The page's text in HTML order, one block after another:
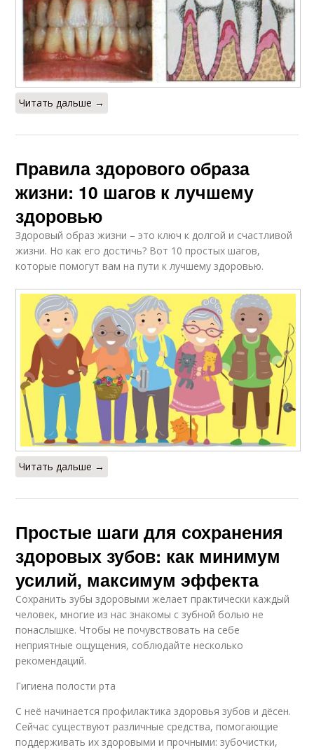
Читать дальше →
Правила здорового образа
жизни: 10 шагов к лучшему
здоровью
Здоровый образ жизни – это ключ к долгой и счастливой
жизни. Но как его достичь? Вот 10 простых шагов,
которые помогут вам на пути к лучшему здоровью.
Читать дальше →
Простые шаги для сохранения
здоровых зубов: как минимум
усилий, максимум эффекта
Сохранить зубы здоровыми желает практически каждый
человек, многие из нас знакомы с зубной болью не
понаслышке. Чтобы не почувствовать на себе
неприятные ощущения, соблюдайте несколько
рекомендаций.
Гигиена полости рта
С неё начинается профилактика здоровья зубов и дёсен.
Сейчас существуют различные средства, помогающие
поддерживать их здоровыми и прочными: зубочистки,